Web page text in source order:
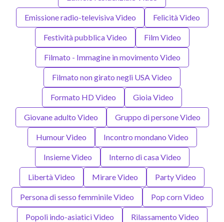
Emissione radio-televisiva Video Felicità Video
Festività pubblica Video Film Video
Filmato - Immagine in movimento Video
Filmato non girato negli USA Video
Formato HD Video Gioia Video
Giovane adulto Video Gruppo di persone Video
Humour Video Incontro mondano Video
Insieme Video Interno di casa Video
Libertà Video Mirare Video Party Video
Persona di sesso femminile Video Pop corn Video
Popoli indo-asiatici Video Rilassamento Video